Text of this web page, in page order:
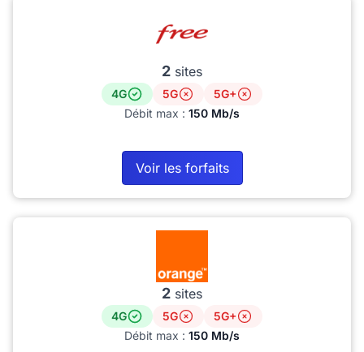
2 sites
4G 5G
5G+
Débit max : 150 Mb/s
Voir les forfaits
2 sites
4G 5G
5G+
Débit max : 150 Mb/s